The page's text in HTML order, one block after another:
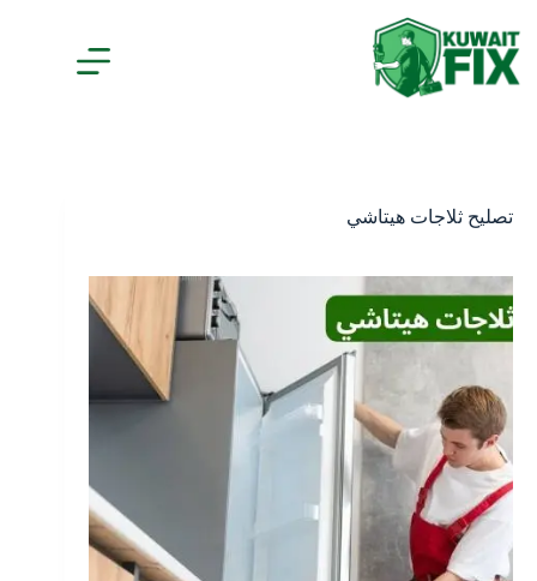
إلى
المحتوى
تصليح ثلاجات هيتاشي